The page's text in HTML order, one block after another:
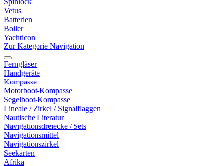
Spinlock
Vetus
Batterien
Boiler
Yachticon
Zur Kategorie Navigation
Ferngläser
Handgeräte
Kompasse
Motorboot-Kompasse
Segelboot-Kompasse
Lineale / Zirkel / Signalflaggen
Nautische Literatur
Navigationsdreiecke / Sets
Navigationsmittel
Navigationszirkel
Seekarten
Afrika